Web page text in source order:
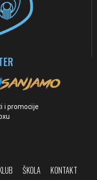
i promocije
ŠKOLA KONTAKT